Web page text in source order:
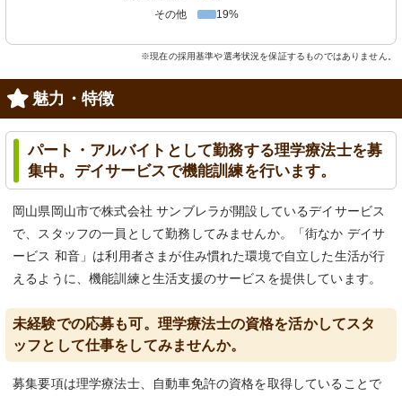
その他
19%
※現在の採用基準や選考状況を保証するものではありません。
魅力・特徴
パート・アルバイトとして勤務する理学療法士を募
集中。デイサービスで機能訓練を行います。
岡山県岡山市で株式会社 サンブレラが開設しているデイサービス
で、スタッフの一員として勤務してみませんか。「街なか デイサ
ービス 和音」は利用者さまが住み慣れた環境で自立した生活が行
えるように、機能訓練と生活支援のサービスを提供しています。
未経験での応募も可。理学療法士の資格を活かしてスタ
ッフとして仕事をしてみませんか。
募集要項は理学療法士、自動車免許の資格を取得していることで